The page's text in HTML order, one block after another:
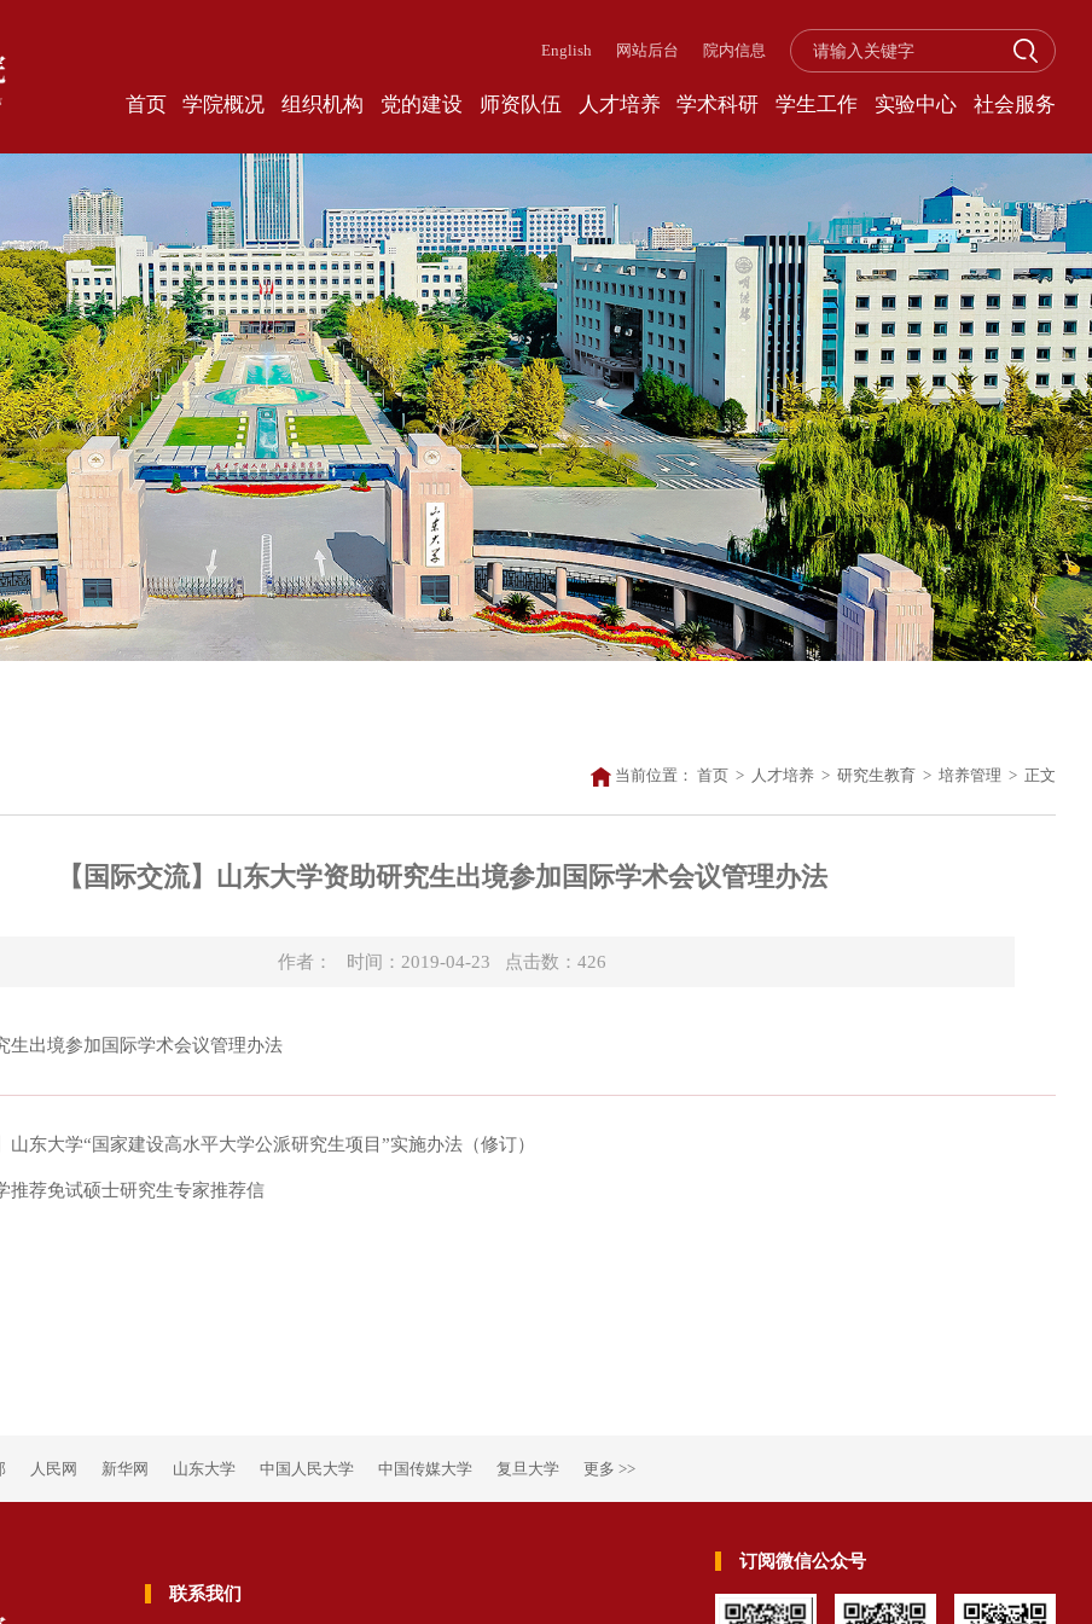
English 网站后台 院内信息
首页 学院概况 组织机构 党的建设 师资队伍 人才培养 学术科研 学生工作 实验中心 社会服务
当前位置： 首页 > 人才培养 > 研究生教育 > 培养管理 > 正文
【国际交流】山东大学资助研究生出境参加国际学术会议管理办法
作者： 时间：2019-04-23 点击数：426
生出境参加国际学术会议管理办法
山东大学“国家建设高水平大学公派研究生项目”实施办法（修订）
推荐免试硕士研究生专家推荐信
人民网 新华网 山东大学 中国人民大学 中国传媒大学 复旦大学 更多 >>
联系我们
订阅微信公众号